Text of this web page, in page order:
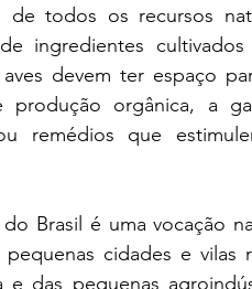
todos os recursos
ingredientes cultivados
devem ter espaço
produção orgânica, a
remédios que
Brasil é uma vocação
cidades e vilas
das pequenas